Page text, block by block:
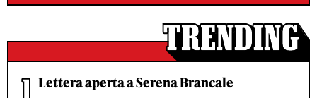
Lettera aperta a Serena Brancale